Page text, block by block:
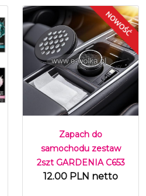
Zapach do
samochodu zestaw
2szt GARDENIA C653
12.00 PLN netto